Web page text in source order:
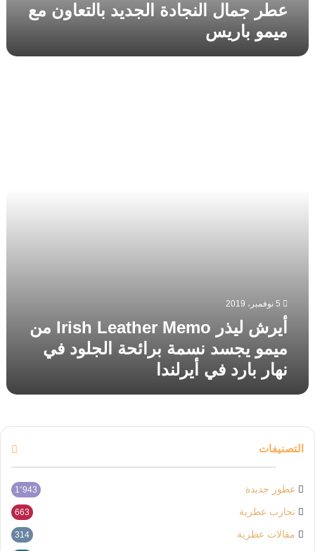
عطر جمال النجادة الجديد بالتعاون مع
ميمو باريس
أيرلندا 5 نوفمبر، 2019
أيرش ليذر Irish Leather Memo من
ميمو يجسد نسمة برائحة الجلود في
نهار بارد في أيرلندا
التصنيفات
عطور جديدة 1٬943
تجارب عطرية 663
مقالات عطرية 314